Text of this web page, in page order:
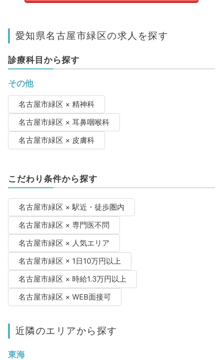
愛知県名古屋市緑区の求人を探す
診療科目から探す
その他
名古屋市緑区 × 精神科
名古屋市緑区 × 耳鼻咽喉科
名古屋市緑区 × 皮膚科
こだわり条件から探す
名古屋市緑区 × 駅近・徒歩圏内
名古屋市緑区 × 専門医不問
名古屋市緑区 × 人気エリア
名古屋市緑区 × 1日10万円以上
名古屋市緑区 × 時給1.3万円以上
名古屋市緑区 × WEB面接可
近隣のエリアから探す
東海